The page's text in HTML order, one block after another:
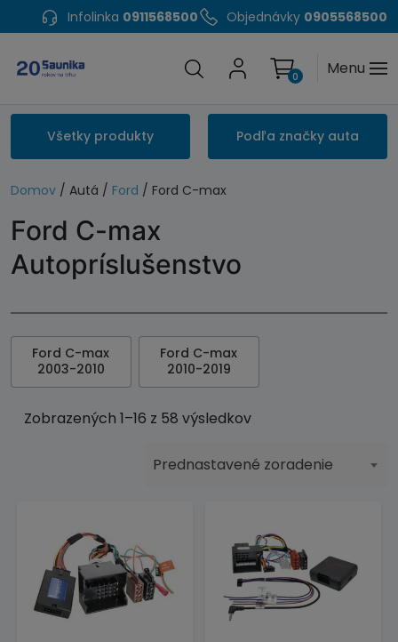
Infolinka 0911568500 Objednávky 0905568500
Menu
0
Všetky produkty Podľa značky auta
Domov / Autá / Ford / Ford C-max
Ford C-max
Autopríslušenstvo
Ford C-max
2003-2010
Ford C-max
2010-2019
Zobrazených 1–16 z 58 výsledkov
Prednastavené zoradenie